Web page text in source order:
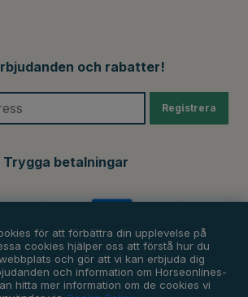
och rabatter!
Registrera
Trygga betalningar
för att förbättra din upplevelse på
cookies hjälper oss att förstå hur du
och gör att vi kan erbjuda dig
och information om Horseonlines-
hitta mer information om de cookies vi